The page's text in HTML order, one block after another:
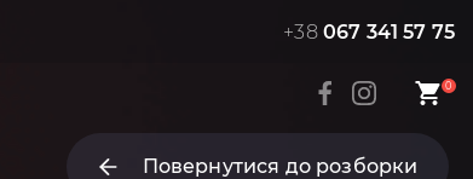
+38 067 341 57 75
0
Повернутися до розборки